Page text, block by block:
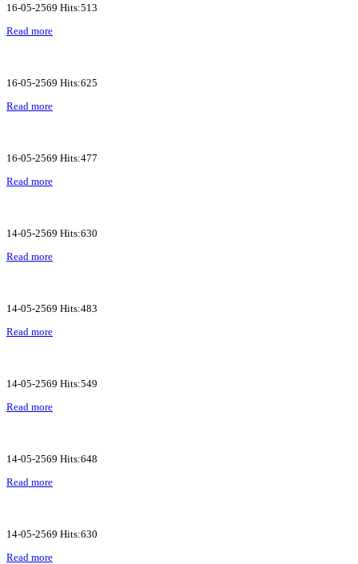
16-05-2569 Hits:513
Read more
16-05-2569 Hits:625
Read more
16-05-2569 Hits:477
Read more
14-05-2569 Hits:630
Read more
14-05-2569 Hits:483
Read more
14-05-2569 Hits:549
Read more
14-05-2569 Hits:648
Read more
14-05-2569 Hits:630
Read more